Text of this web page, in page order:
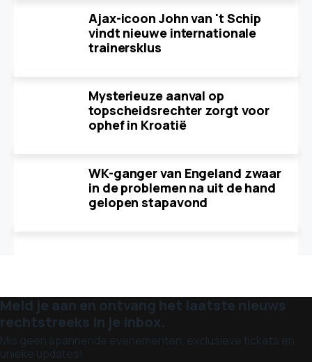
Ajax-icoon John van 't Schip
vindt nieuwe internationale
trainersklus
Mysterieuze aanval op
topscheidsrechter zorgt voor
ophef in Kroatië
WK-ganger van Engeland zwaar
in de problemen na uit de hand
gelopen stapavond
Meld je aan en ontvang het laatste nieuws
rechtstreeks in je inbox.
Mis geen spannende evenementen, exclusieve tickets en
unieke updates!